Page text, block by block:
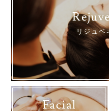
リジュ
Facial